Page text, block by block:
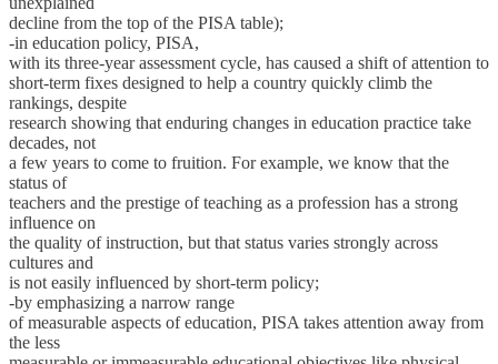
decline from the top of the PISA table);
-in education policy, PISA,
with its three-year assessment cycle, has caused a shift of attention to
short-term fixes designed to help a country quickly climb the
rankings, despite
research showing that enduring changes in education practice take
decades, not
a few years to come to fruition. For example, we know that the
status of
teachers and the prestige of teaching as a profession has a strong
influence on
the quality of instruction, but that status varies strongly across
cultures and
is not easily influenced by short-term policy;
-by emphasizing a narrow range
of measurable aspects of education, PISA takes attention away from
the less